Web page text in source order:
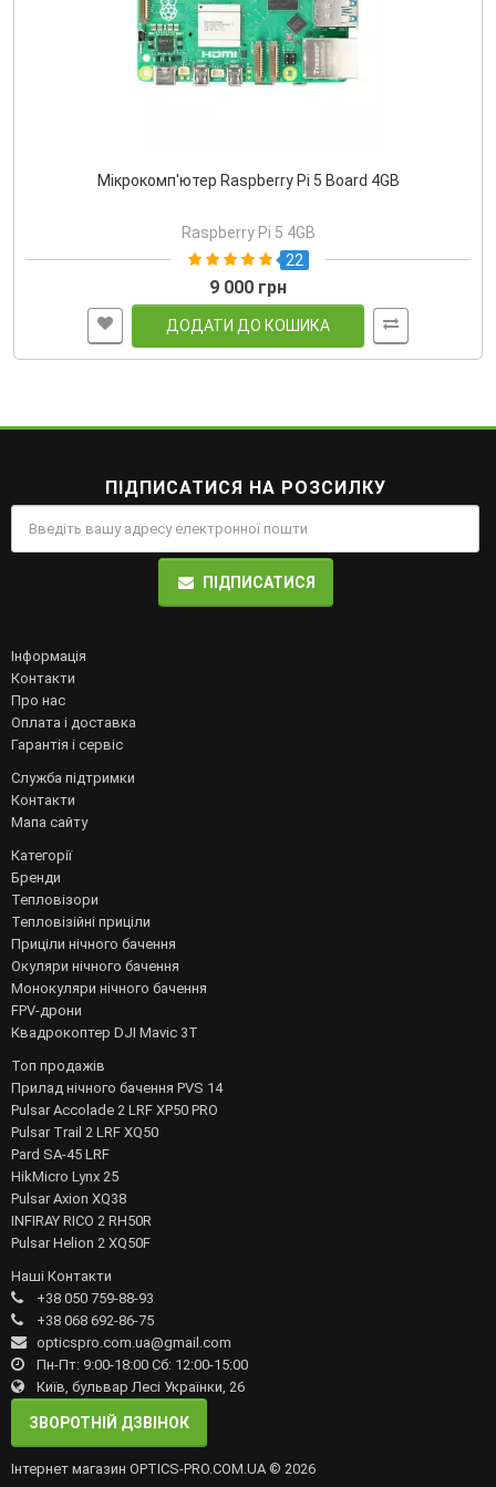
Мікрокомп'ютер Raspberry Pi 5 Board 4GB
Raspberry Pi 5 4GB
22
9 000 грн
ДОДАТИ ДО КОШИКА
ПІДПИСАТИСЯ НА РОЗСИЛКУ
ПІДПИСАТИСЯ
Інформація
Контакти
Про нас
Оплата і доставка
Гарантія і сервіс
Служба підтримки
Контакти
Мапа сайту
Категорії
Бренди
Тепловізори
Тепловізійні приціли
Приціли нічного бачення
Окуляри нічного бачення
Монокуляри нічного бачення
FPV-дрони
Квадрокоптер DJI Mavic 3T
Топ продажів
Прилад нічного бачення PVS 14
Pulsar Accolade 2 LRF XP50 PRO
Pulsar Trail 2 LRF XQ50
Pard SA-45 LRF
HikMicro Lynx 25
Pulsar Axion XQ38
INFIRAY RICO 2 RH50R
Pulsar Helion 2 XQ50F
Наші Контакти
+38 050 759-88-93
+38 068 692-86-75
opticspro.com.ua@gmail.com
Пн-Пт: 9:00-18:00 Сб: 12:00-15:00
Київ, бульвар Лесі Українки, 26
ЗВОРОТНІЙ ДЗВІНОК
Інтернет магазин OPTICS-PRO.COM.UA © 2026